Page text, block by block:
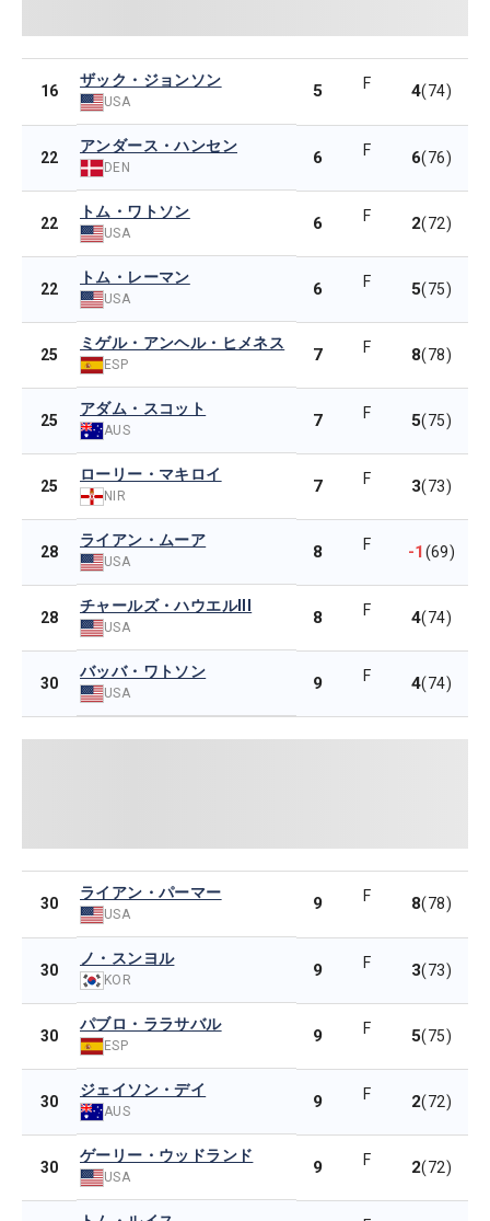
16
ザック・ジョンソン
USA
5 F 4(74)
22
アンダース・ハンセン
DEN 6 F 6(76)
22
トム・ワトソン
USA 6 F 2(72)
22
トム・レーマン
USA 6 F 5(75)
25
ミゲル・アンヘル・ヒメネス
ESP 7 F 8(78)
25
アダム・スコット
AUS 7 F 5(75)
25
ローリー・マキロイ
NIR 7 F 3(73)
28
ライアン・ムーア
USA 8 F -1(69)
28
チャールズ・ハウエルIII
USA 8 F 4(74)
30
バッバ・ワトソン
USA 9 F 4(74)
30
ライアン・パーマー
USA
9 F 8(78)
30
ノ・スンヨル
KOR 9 F 3(73)
30
パブロ・ララサバル
ESP 9 F 5(75)
30
ジェイソン・デイ
AUS 9 F 2(72)
30
ゲーリー・ウッドランド
USA 9 F 2(72)